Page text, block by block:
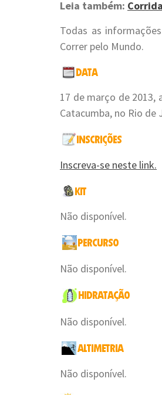
Leia também:
Todas as
Correr pelo Mundo.
17 de março de 2013,
Catacumba, no Rio de
Inscreva-se neste link.
Não disponível.
Não disponível.
Não disponível.
Não disponível.